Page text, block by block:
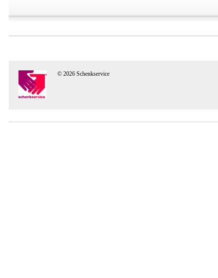
© 2026 Schenkservice